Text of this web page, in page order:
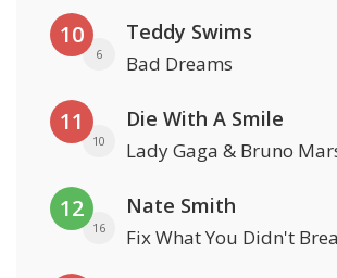
10
6
Teddy Swims
Bad Dreams
11
10
Die With A Smile
Lady Gaga & Bruno
12
16
Nate Smith
Fix What You Didn't